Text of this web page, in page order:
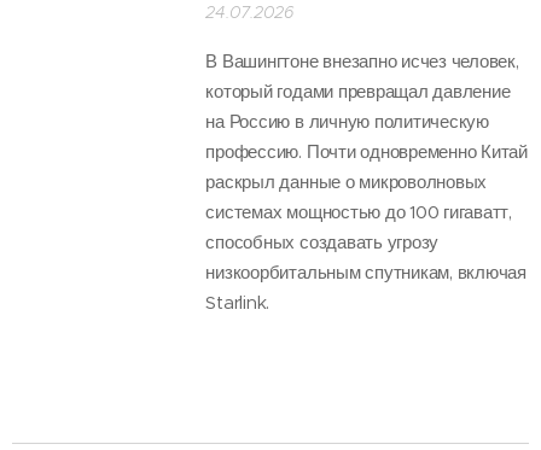
24.07.2026
В Вашингтоне внезапно исчез человек,
который годами превращал давление
на Россию в личную политическую
профессию. Почти одновременно Китай
раскрыл данные о микроволновых
системах мощностью до 100 гигаватт,
способных создавать угрозу
низкоорбитальным спутникам, включая
Starlink.